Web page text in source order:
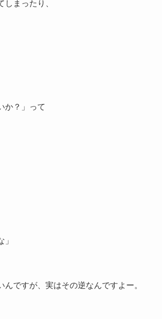
まったり、
か？」って
ですが、実はその逆なんですよー。